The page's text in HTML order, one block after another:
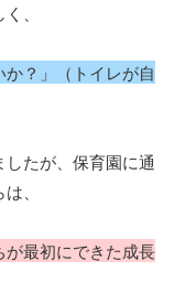
、
か？」（トイレが自
たが、保育園に通
、
が最初にできた成長